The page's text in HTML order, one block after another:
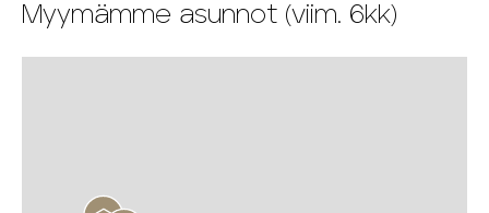
Myymämme asunnot (viim. 6kk)